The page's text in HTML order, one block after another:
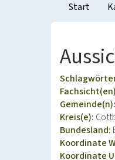
Start
Gemeinde(n):
Kreis(e):
Bundesland:
Koordinate
Koordinate